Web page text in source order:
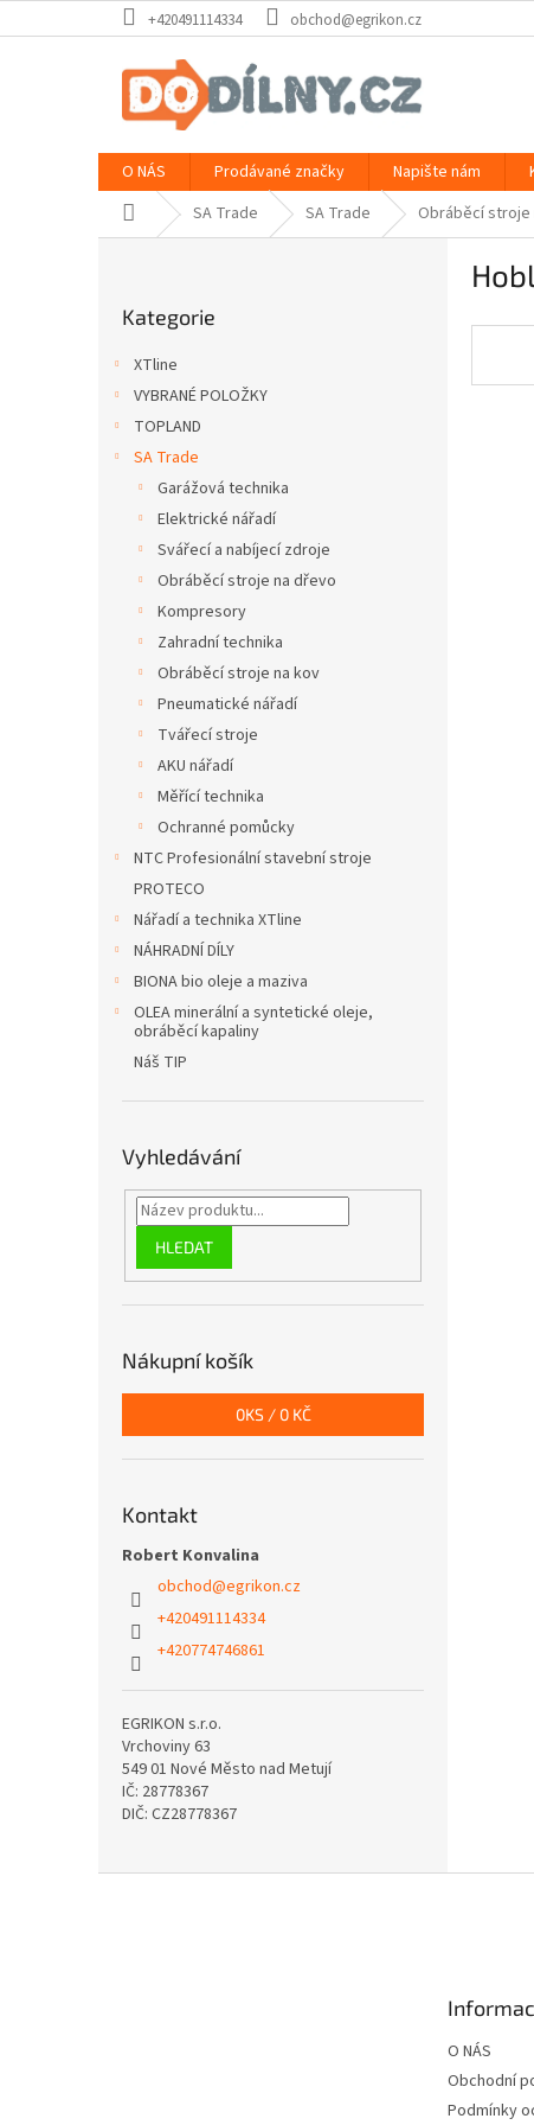
na
+420491114334 obchod@egrikon.cz
O NÁS Prodávané značky Napište nám
Domů SA Trade SA Trade Obráběcí stroje
kategorie
Kategorie
XTline
VYBRANÉ POLOŽKY
TOPLAND
SA Trade
Garážová technika
Elektrické nářadí
Svářecí a nabíjecí zdroje
Obráběcí stroje na dřevo
Kompresory
Zahradní technika
Obráběcí stroje na kov
Pneumatické nářadí
Tvářecí stroje
AKU nářadí
Měřící technika
Ochranné pomůcky
NTC Profesionální stavební stroje
PROTECO
Nářadí a technika XTline
NÁHRADNÍ DÍLY
BIONA bio oleje a maziva
OLEA minerální a syntetické oleje,
obráběcí kapaliny
Náš TIP
Vyhledávání
HLEDAT
Nákupní košík
0KS / 0 KČ
Kontakt
Robert Konvalina
obchod@egrikon.cz
+420491114334
+420774746861
EGRIKON s.r.o.
Vrchoviny 63
549 01 Nové Město nad Metují
IČ: 28778367
DIČ: CZ28778367
O NÁS
Obchodní
Podmínky